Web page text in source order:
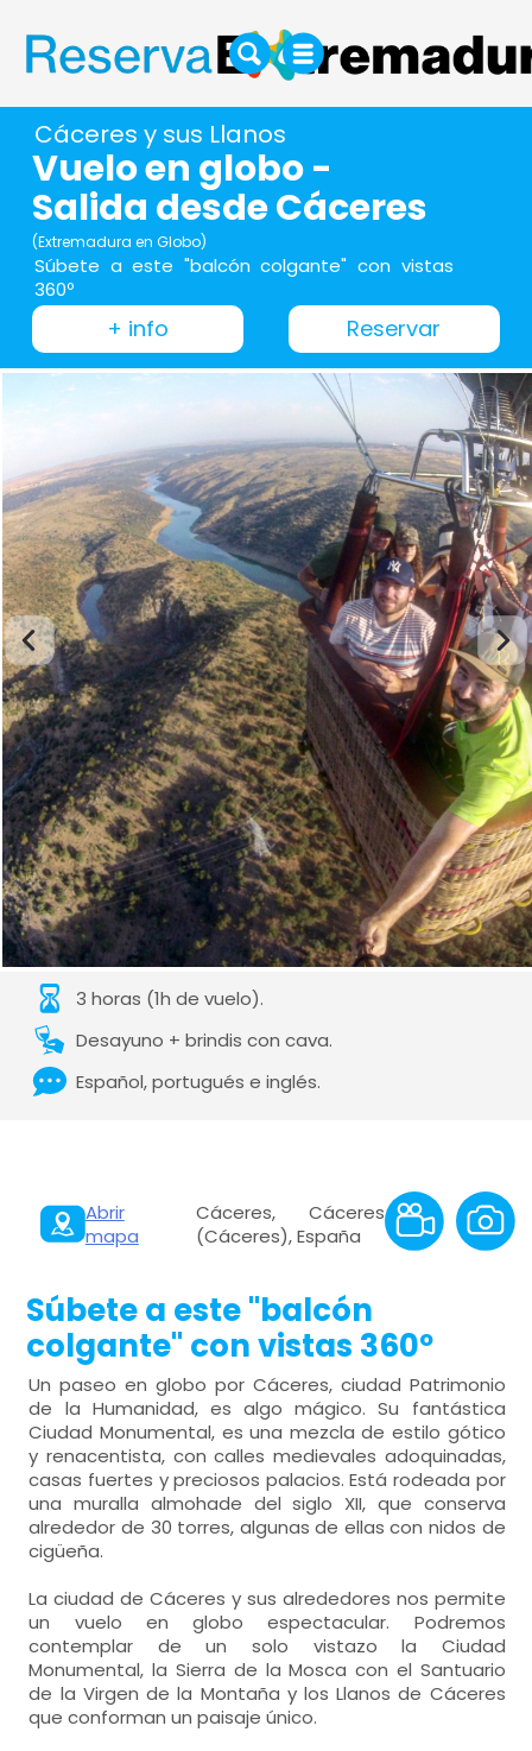
Cáceres y sus Llanos
Vuelo en globo -
Salida desde Cáceres
(Extremadura en Globo)
Súbete a este "balcón colgante" con vistas
360º
+ info Reservar
3 horas (1h de vuelo).
Desayuno + brindis con cava.
Español, portugués e inglés.
Abrir
mapa
Cáceres, Cáceres
(Cáceres), España
Súbete a este "balcón
colgante" con vistas 360º
Un paseo en globo por Cáceres, ciudad Patrimonio
de la Humanidad, es algo mágico. Su fantástica
Ciudad Monumental, es una mezcla de estilo gótico
y renacentista, con calles medievales adoquinadas,
casas fuertes y preciosos palacios. Está rodeada por
una muralla almohade del siglo XII, que conserva
alrededor de 30 torres, algunas de ellas con nidos de
cigüeña.
La ciudad de Cáceres y sus alrededores nos permite
un vuelo en globo espectacular. Podremos
contemplar de un solo vistazo la Ciudad
Monumental, la Sierra de la Mosca con el Santuario
de la Virgen de la Montaña y los Llanos de Cáceres
que conforman un paisaje único.